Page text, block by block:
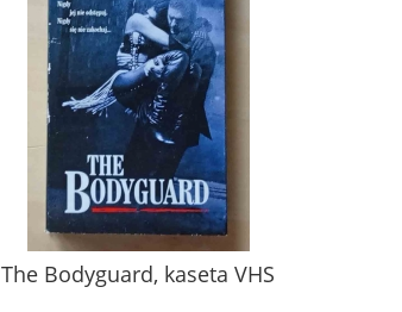
The Bodyguard, kaseta VHS